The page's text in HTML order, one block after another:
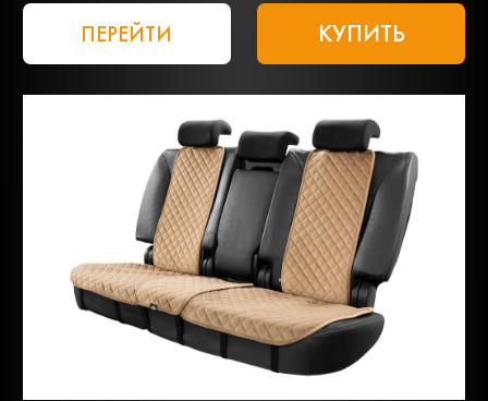
ПЕРЕЙТИ КУПИТЬ